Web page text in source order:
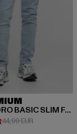
ALEJANDRO BASIC SLIM FIT JEANS
Preis: 22,94 EUR
44,99 EURAktionspreis: